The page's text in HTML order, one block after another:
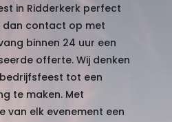
in Ridderkerk perfect
dan contact op met
binnen 24 uur een
offerte. Wij denken
tot een
te maken. Met
van elk evenement een